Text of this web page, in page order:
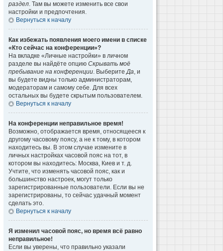
раздел. Там вы можете изменить все свои
настройки и предпочтения.
Вернуться к началу
Как избежать появления моего имени в списке
«Кто сейчас на конференции»?
На вкладке «Личные настройки» в личном
разделе вы найдёте опцию Скрывать моё
пребывание на конференции. ВыберитеДа, и
вы будете видны только администраторам,
модераторам и самому себе. Для всех
остальных вы будете скрытым пользователем.
Вернуться к началу
На конференции неправильное время!
Возможно, отображается время, относящееся к
другому часовому поясу, а не к тому, в котором
находитесь вы. В этом случае измените в
личных настройках часовой пояс на тот, в
котором вы находитесь: Москва, Киев и т. д.
Учтите, что изменять часовой пояс, как и
большинство настроек, могут только
зарегистрированные пользователи. Если вы не
зарегистрированы, то сейчас удачный момент
сделать это.
Вернуться к началу
Я изменил часовой пояс, но время всё равно
неправильное!
Если вы уверены, что правильно указали